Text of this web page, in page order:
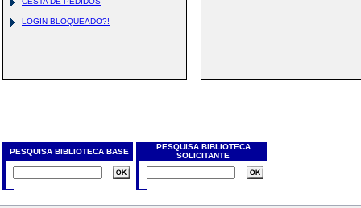
LOGIN BLOQUEADO?!
PESQUISA BIBLIOTECA BASE
PESQUISA BIBLIOTECA
SOLICITANTE